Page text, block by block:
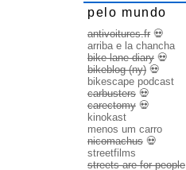
pelo mundo
antivoitures.fr 💀
arriba e la chancha
bike lane diary 💀
bikeblog (ny) 💀
bikescape podcast
carbusters 💀
carectomy 💀
kinokast
menos um carro
nicomachus 💀
streetfilms
streets are for people